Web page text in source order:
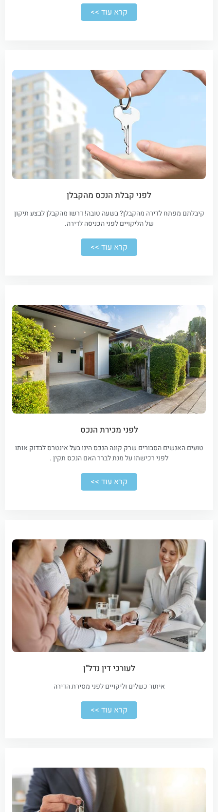
קרא עוד >>
לפני קבלת הנכס מהקבלן
קיבלתם מפתח לדירה מהקבלן? בשעה טובה! דרשו מהקבלן לבצע תיקון
של הליקויים לפני הכניסה לדירה.
קרא עוד >>
לפני מכירת הנכס
טועים האנשים הסבורים שרק קונה הנכס הינו בעל אינטרס לבדוק אותו
לפני רכישתו על מנת לברר האם הנכס תקין .
קרא עוד >>
לעורכי דין נדל"ן
איתור כשלים וליקויים לפני מסירת הדירה
קרא עוד >>